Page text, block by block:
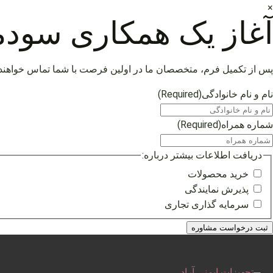
×
آغاز یک همکاری
پس از تکمیل فرم، متخصصان ما در اولین فرصت با شما تماس
نام و نام خانوادگی(Required)
شماره همراه(Required)
دریافت اطلاعات بیشتر درباره:
خرید محصولات
پذیرش نمایندگی
سرمایه گذاری تجاری